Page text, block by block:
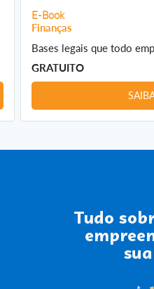
E-Book
Finanças
Bases legais que todo
GRATUITO